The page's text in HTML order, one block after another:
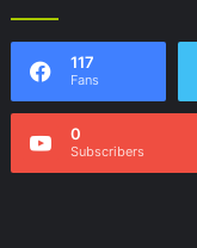
117
Fans
0
Subscribers